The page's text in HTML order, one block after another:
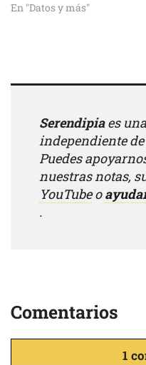
En "Datos y más"
Serendipiaes
independiente
Puedes
nuestras notas,
YouTubeo
.
Comentarios
1